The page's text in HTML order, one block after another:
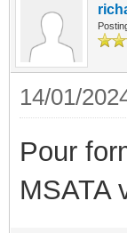
14/01/
Pour
MSATA